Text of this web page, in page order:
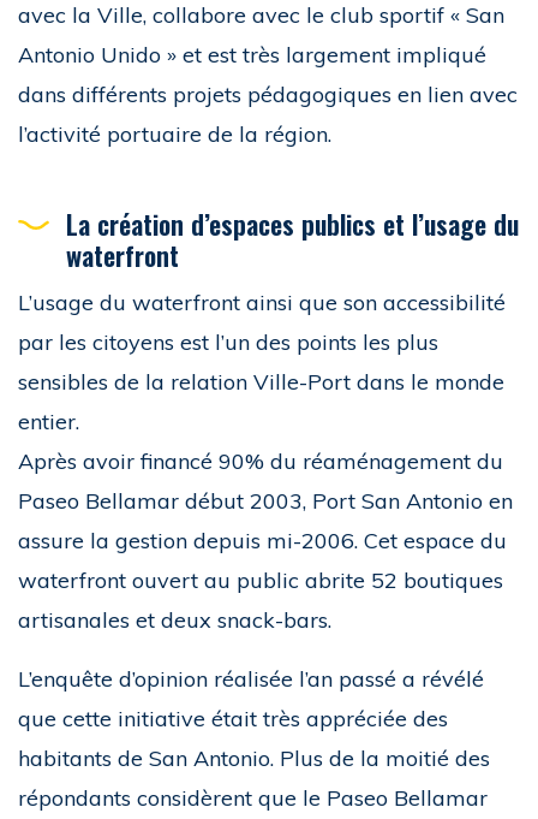
avec la Ville, collabore avec le club sportif « San
Antonio Unido » et est très largement impliqué
dans différents projets pédagogiques en lien avec
l’activité portuaire de la région.
La création d’espaces publics et l’usage du
waterfront
L’usage du waterfront ainsi que son accessibilité
par les citoyens est l’un des points les plus
sensibles de la relation Ville-Port dans le monde
entier.
Après avoir financé 90% du réaménagement du
Paseo Bellamar début 2003, Port San Antonio en
assure la gestion depuis mi-2006. Cet espace du
waterfront ouvert au public abrite 52 boutiques
artisanales et deux snack-bars.
L’enquête d’opinion réalisée l’an passé a révélé
que cette initiative était très appréciée des
habitants de San Antonio. Plus de la moitié des
répondants considèrent que le Paseo Bellamar